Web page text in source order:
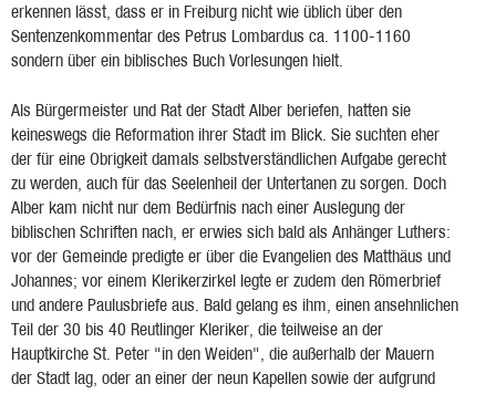
erkennen lässt, dass er in Freiburg nicht wie üblich über den
Sentenzenkommentar des Petrus Lombardus ca. 1100-1160
sondern über ein biblisches Buch Vorlesungen hielt.
Als Bürgermeister und Rat der Stadt Alber beriefen, hatten sie
keineswegs die Reformation ihrer Stadt im Blick. Sie suchten eher
der für eine Obrigkeit damals selbstverständlichen Aufgabe gerecht
zu werden, auch für das Seelenheil der Untertanen zu sorgen. Doch
Alber kam nicht nur dem Bedürfnis nach einer Auslegung der
biblischen Schriften nach, er erwies sich bald als Anhänger Luthers:
vor der Gemeinde predigte er über die Evangelien des Matthäus und
Johannes; vor einem Klerikerzirkel legte er zudem den Römerbrief
und andere Paulusbriefe aus. Bald gelang es ihm, einen ansehnlichen
Teil der 30 bis 40 Reutlinger Kleriker, die teilweise an der
Hauptkirche St. Peter "in den Weiden", die außerhalb der Mauern
der Stadt lag, oder an einer der neun Kapellen sowie der aufgrund